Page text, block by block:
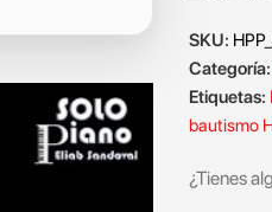
SKU:
Categoría:
Etiquetas:
bautismo
¿Tienes